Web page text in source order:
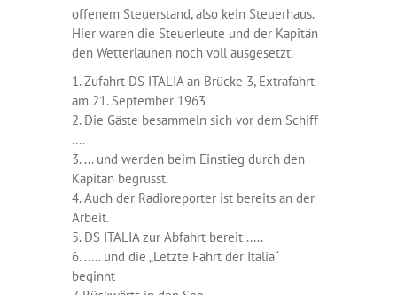
offenem Steuerstand, also kein Steuerhaus.
Hier waren die Steuerleute und der Kapitän
den Wetterlaunen noch voll ausgesetzt.
1. Zufahrt DS ITALIA an Brücke 3, Extrafahrt
am 21. September 1963
2. Die Gäste besammeln sich vor dem Schiff
....
3. ... und werden beim Einstieg durch den
Kapitän begrüsst.
4. Auch der Radioreporter ist bereits an der
Arbeit.
5. DS ITALIA zur Abfahrt bereit .....
6. ..... und die „Letzte Fahrt der Italia“
beginnt